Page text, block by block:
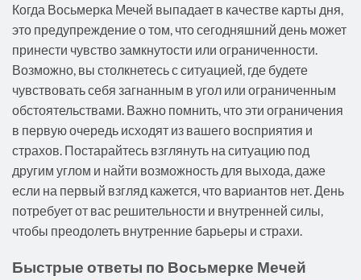
Когда Восьмерка Мечей выпадает в качестве карты дня,
это предупреждение о том, что сегодняшний день может
принести чувство замкнутости или ограниченности.
Возможно, вы столкнетесь с ситуацией, где будете
чувствовать себя загнанным в угол или ограниченным
обстоятельствами. Важно помнить, что эти ограничения
в первую очередь исходят из вашего восприятия и
страхов. Постарайтесь взглянуть на ситуацию под
другим углом и найти возможность для выхода, даже
если на первый взгляд кажется, что вариантов нет. День
потребует от вас решительности и внутренней силы,
чтобы преодолеть внутренние барьеры и страхи.
Быстрые ответы по Восьмерке Мечей